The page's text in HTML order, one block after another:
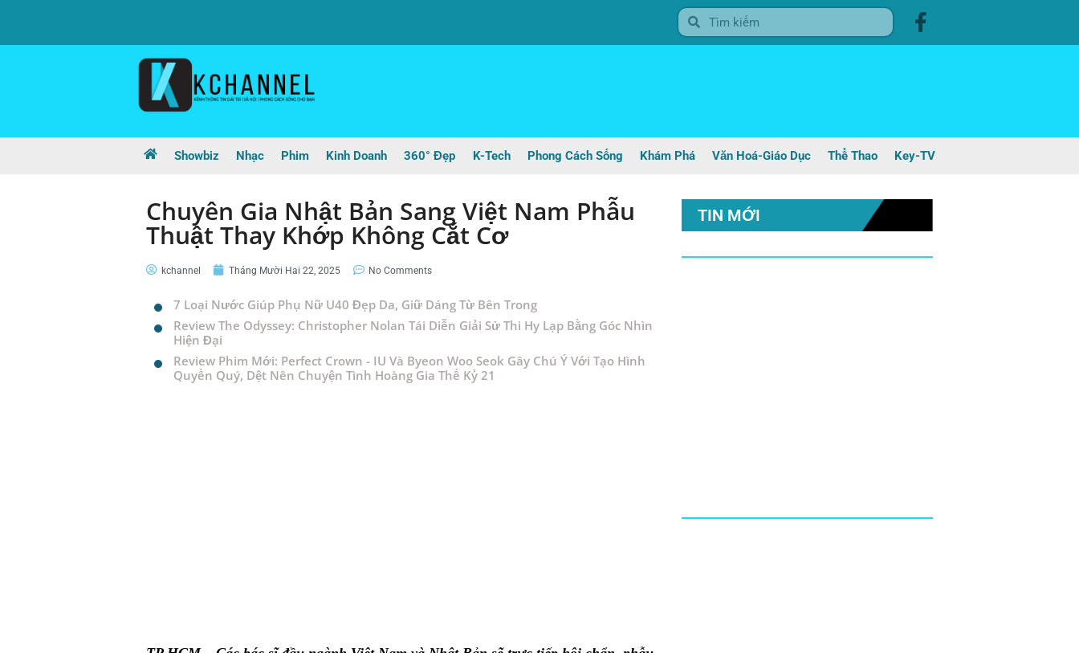
Showbiz Nhạc Phim Kinh Doanh 360° Đẹp K-Tech Phong Cách Sống Khám Phá Văn Hoá-Giáo Dục Thể Thao Key-TV
Chuyên Gia Nhật Bản Sang Việt Nam Phẫu
Thuật Thay Khớp Không Cắt Cơ
kchannel Tháng Mười Hai 22, 2025 No Comments
7 Loại Nước Giúp Phụ Nữ U40 Đẹp Da, Giữ Dáng Từ Bên Trong
Review The Odyssey: Christopher Nolan Tái Diễn Giải Sử Thi Hy Lạp Bằng Góc Nhìn
Hiện Đại
Review Phim Mới: Perfect Crown - IU Và Byeon Woo Seok Gây Chú Ý Với Tạo Hình
Quyền Quý, Dệt Nên Chuyện Tình Hoàng Gia Thế Kỷ 21
TIN MỚI